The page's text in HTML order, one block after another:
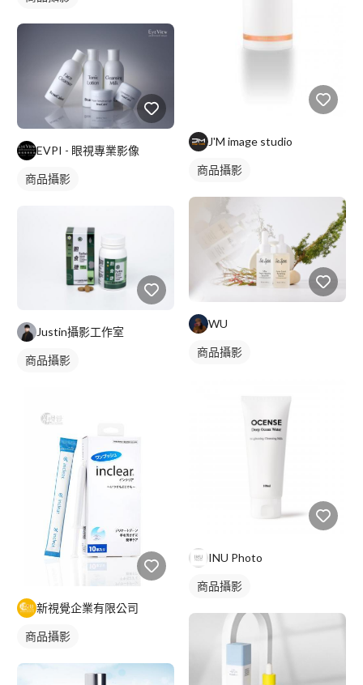
EVPI - 眼視專業影像
商品攝影
Justin攝影工作室
商品攝影
新視覺企業有限公司
商品攝影
J'M image studio
商品攝影
WU
商品攝影
INU Photo
商品攝影